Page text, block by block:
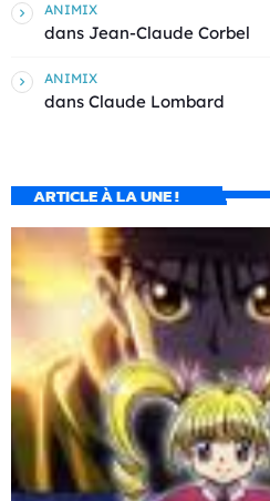
ANIMIX
dans Jean-Claude Corbel
ANIMIX
dans Claude Lombard
ARTICLE À LA UNE !